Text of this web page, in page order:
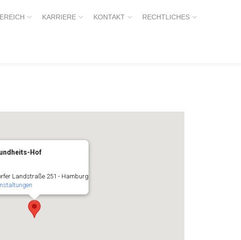
KARRIERE KONTAKT RECHTLICHES
Hof
Landstraße 251 - Hamburg